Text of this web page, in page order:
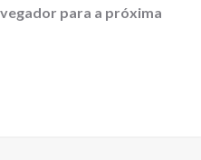
para a próxima